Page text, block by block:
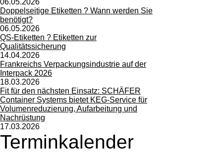
Doppelseitige Etiketten ? Wann werden Sie
benötigt?
06.05.2026
QS-Etiketten ? Etiketten zur
Qualitätssicherung
14.04.2026
Frankreichs Verpackungsindustrie auf der
Interpack 2026
18.03.2026
Fit für den nächsten Einsatz: SCHÄFER
Container Systems bietet KEG-Service für
Volumenreduzierung, Aufarbeitung und
Nachrüstung
17.03.2026
Terminkalender